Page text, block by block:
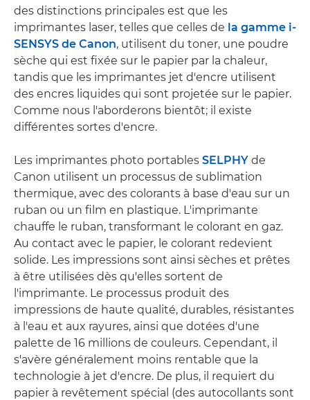
des distinctions principales est que les
imprimantes laser, telles que celles de la gamme i-
SENSYS de Canon, utilisent du toner, une poudre
sèche qui est fixée sur le papier par la chaleur,
tandis que les imprimantes jet d'encre utilisent
des encres liquides qui sont projetée sur le papier.
Comme nous l'aborderons bientôt; il existe
différentes sortes d'encre.
Les imprimantes photo portables SELPHY de
Canon utilisent un processus de sublimation
thermique, avec des colorants à base d'eau sur un
ruban ou un film en plastique. L'imprimante
chauffe le ruban, transformant le colorant en gaz.
Au contact avec le papier, le colorant redevient
solide. Les impressions sont ainsi sèches et prêtes
à être utilisées dès qu'elles sortent de
l'imprimante. Le processus produit des
impressions de haute qualité, durables, résistantes
à l'eau et aux rayures, ainsi que dotées d'une
palette de 16 millions de couleurs. Cependant, il
s'avère généralement moins rentable que la
technologie à jet d'encre. De plus, il requiert du
papier à revêtement spécial (des autocollants sont